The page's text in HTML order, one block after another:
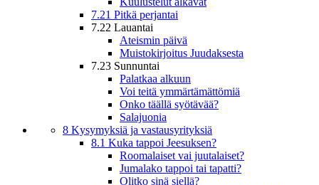
7.21 Pitkä perjantai
7.22 Lauantai
Ateismin päivä
Muistokirjoitus Juudaksesta
7.23 Sunnuntai
Palatkaa alkuun
Voi teitä ymmärtämättömiä
Onko täällä syötävää?
Salajuonia
8 Kysymyksiä ja vastausyrityksiä
8.1 Kuka tappoi Jeesuksen?
Roomalaiset vai juutalaiset?
Jumalako tappoi tai tapatti?
Olitko sinä siellä?